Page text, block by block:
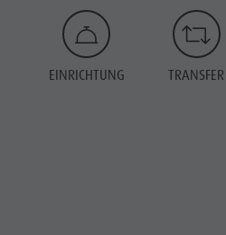
EINRICHTUNG TRANSFER